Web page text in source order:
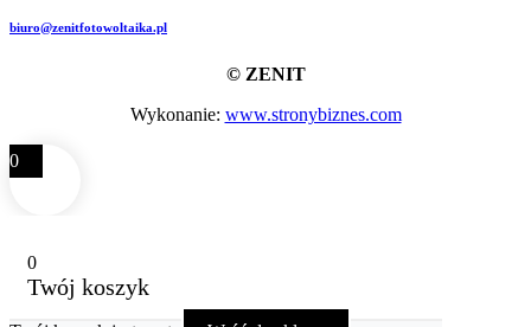
biuro@zenitfotowoltaika.pl
© ZENIT
Wykonanie: www.stronybiznes.com
0
0
Twój koszyk